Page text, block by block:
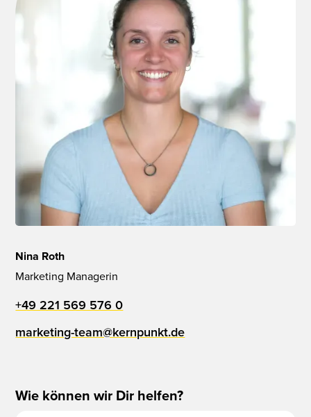
Nina Roth
Marketing Managerin
+49 221 569 576 0
marketing-team@kernpunkt.de
Wie können wir Dir helfen?